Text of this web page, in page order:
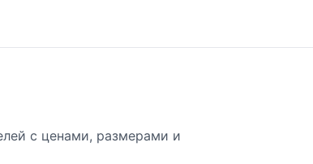
с ценами, размерами и